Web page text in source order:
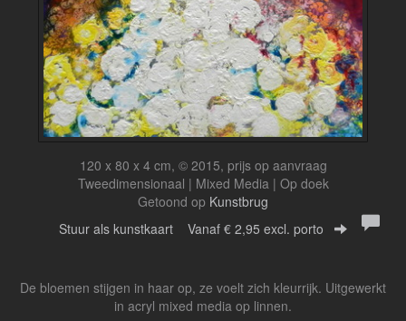
120 x 80 x 4 cm, © 2015, prijs op aanvraag
Tweedimensionaal | Mixed Media | Op doek
Getoond op Kunstbrug
Stuur als kunstkaart Vanaf € 2,95 excl. porto
De bloemen stijgen in haar op, ze voelt zich kleurrijk. Uitgewerkt
in acryl mixed media op linnen.